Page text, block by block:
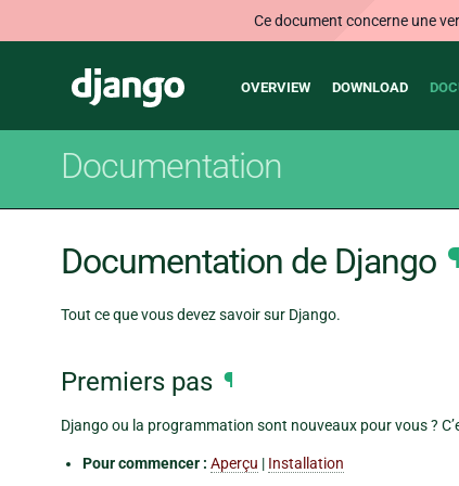
Ce document concerne une
Django
Main
OVERVIEW DOWNLOAD
Documentation
Documentation de Django ¶
Tout ce que vous devez savoir sur Django.
Premiers pas ¶
Django ou la programmation sont nouveaux pour vous ?
Pour commencer : Aperçu | Installation